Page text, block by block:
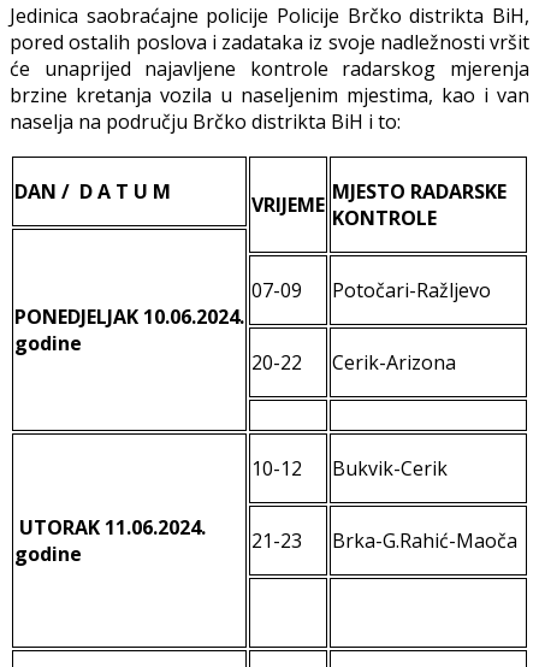
Jedinica saobraćajne policije Policije Brčko distrikta BiH,
pored ostalih poslova i zadataka iz svoje nadležnosti vršit
će unaprijed najavljene kontrole radarskog mjerenja
brzine kretanja vozila u naseljenim mjestima, kao i van
naselja na području Brčko distrikta BiH i to:
DAN / D A T U M VRIJEME MJESTO RADARSKE
KONTROLE
PONEDJELJAK 10.06.2024.
godine
07-09 Potočari-Ražljevo
20-22 Cerik-Arizona
UTORAK 11.06.2024.
godine
10-12 Bukvik-Cerik
21-23 Brka-G.Rahić-Maoča